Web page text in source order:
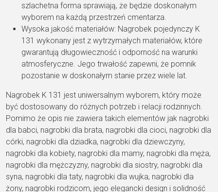
szlachetna forma sprawiają, że będzie doskonałym
wyborem na każdą przestrzeń cmentarza.
Wysoka jakość materiałów: Nagrobek pojedynczy K
131 wykonany jest z wytrzymałych materiałów, które
gwarantują długowieczność i odporność na warunki
atmosferyczne. Jego trwałość zapewni, że pomnik
pozostanie w doskonałym stanie przez wiele lat.
Nagrobek K 131 jest uniwersalnym wyborem, który może
być dostosowany do różnych potrzeb i relacji rodzinnych.
Pomimo że opis nie zawiera takich elementów jak nagrobki
dla babci, nagrobki dla brata, nagrobki dla cioci, nagrobki dla
córki, nagrobki dla dziadka, nagrobki dla dziewczyny,
nagrobki dla kobiety, nagrobki dla mamy, nagrobki dla męża,
nagrobki dla mężczyzny, nagrobki dla siostry, nagrobki dla
syna, nagrobki dla taty, nagrobki dla wujka, nagrobki dla
żony, nagrobki rodzicom, jego elegancki design i solidność